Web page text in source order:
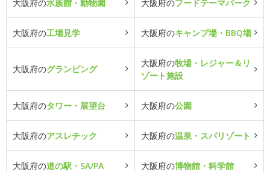
大阪府の水族館・動物園 大阪府のフードテーマパーク
大阪府の工場見学 大阪府のキャンプ場・BBQ場
大阪府のグランピング
大阪府の牧場・レジャー＆リ
ゾート施設
大阪府のタワー・展望台 大阪府の公園
大阪府のアスレチック 大阪府の温泉・スパリゾート
大阪府の道の駅・SA/PA 大阪府の博物館・科学館